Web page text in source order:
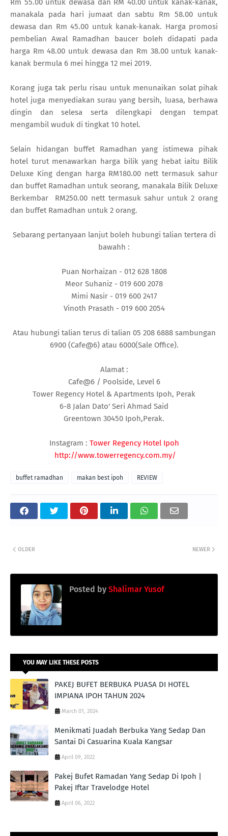
Rm 55.00 untuk dewasa dan RM 40.00 untuk kanak-kanak,
manakala pada hari jumaat dan sabtu Rm 58.00 untuk
dewasa dan Rm 45.00 untuk kanak-kanak. Harga promosi
pembelian Awal Ramadhan baucer boleh didapati pada
harga Rm 48.00 untuk dewasa dan Rm 38.00 untuk kanak-
kanak bermula 6 mei hingga 12 mei 2019.
Korang juga tak perlu risau untuk menunaikan solat pihak
hotel juga menyediakan surau yang bersih, luasa, berhawa
dingin dan selesa serta dilengkapi dengan tempat
mengambil wuduk di tingkat 10 hotel.
Selain hidangan buffet Ramadhan yang istimewa pihak
hotel turut menawarkan harga bilik yang hebat iaitu Bilik
Deluxe King dengan harga RM180.00 nett termasuk sahur
dan buffet Ramadhan untuk seorang, manakala Bilik Deluxe
Berkembar RM250.00 nett termasuk sahur untuk 2 orang
dan buffet Ramadhan untuk 2 orang.
Sebarang pertanyaan lanjut boleh hubungi talian tertera di
bawahh :
Puan Norhaizan - 012 628 1808
Meor Suhaniz - 019 600 2078
Mimi Nasir - 019 600 2417
Vinoth Prasath - 019 600 2054
Atau hubungi talian terus di talian 05 208 6888 sambungan
6900 (Cafe@6) atau 6000(Sale Office).
Alamat :
Cafe@6 / Poolside, Level 6
Tower Regency Hotel & Apartments Ipoh, Perak
6-8 Jalan Dato' Seri Ahmad Said
Greentown 30450 Ipoh,Perak.
Instagram : Tower Regency Hotel Ipoh
http://www.towerregency.com.my/
buffet ramadhan makan best ipoh REVIEW
NEWER
OLDER
Posted by Shalimar Yusof
YOU MAY LIKE THESE POSTS
PAKEJ BUFET BERBUKA PUASA DI HOTEL
IMPIANA IPOH TAHUN 2024
March 01, 2024
Menikmati Juadah Berbuka Yang Sedap Dan
Santai Di Casuarina Kuala Kangsar
April 09, 2022
Pakej Bufet Ramadan Yang Sedap Di Ipoh |
Pakej Iftar Travelodge Hotel
April 06, 2022